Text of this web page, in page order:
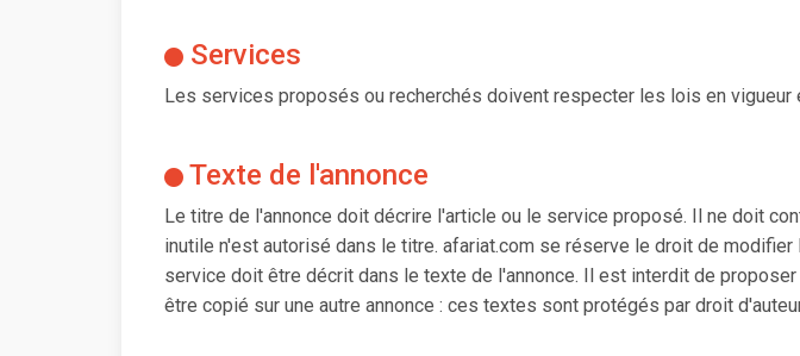
Services
Les services proposés ou recherchés doivent respecter les lois en vigueur
Texte de l'annonce
Le titre de l'annonce doit décrire l'article ou le service proposé. Il ne doit
inutile n'est autorisé dans le titre. afariat.com se réserve le droit de
service doit être décrit dans le texte de l'annonce. Il est interdit de
être copié sur une autre annonce : ces textes sont protégés par droit